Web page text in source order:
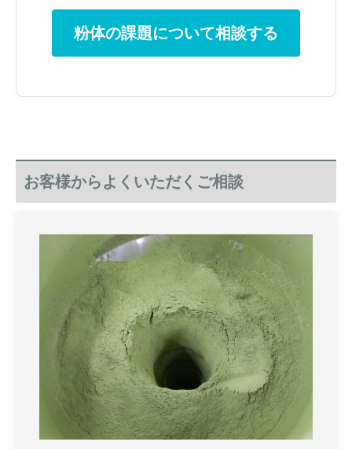
粉体の課題について相談する
お客様からよくいただくご相談